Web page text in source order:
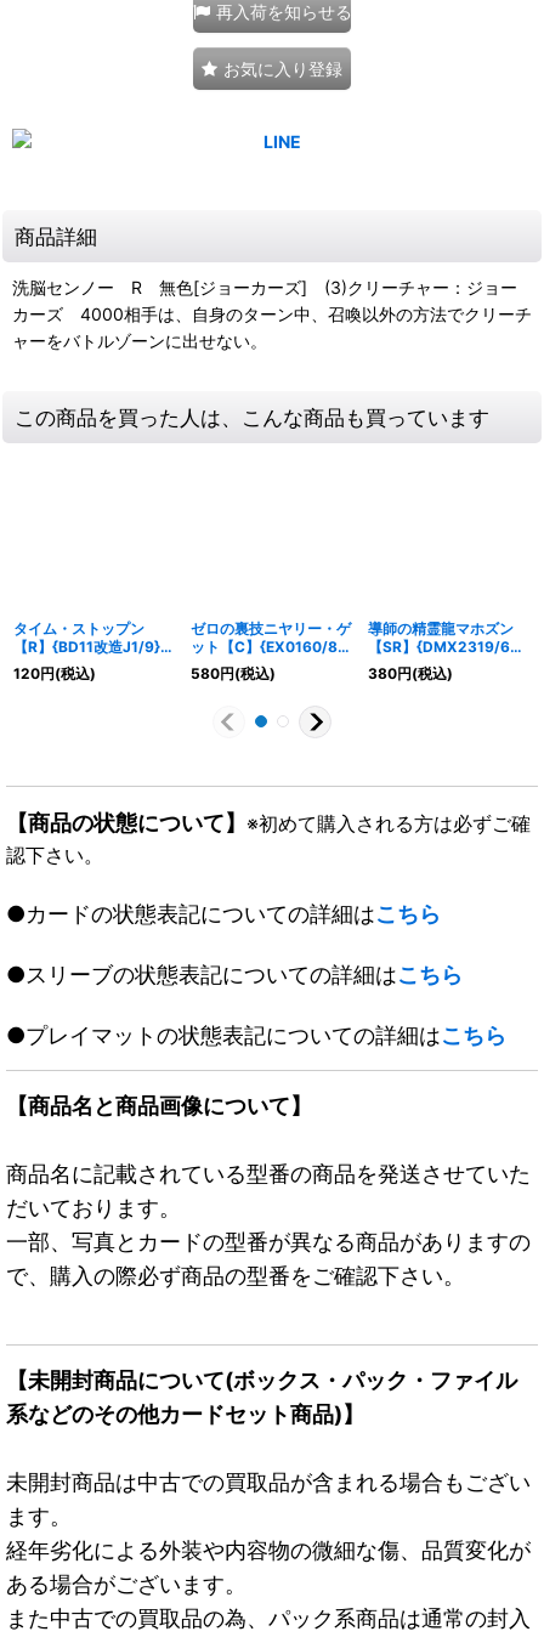
再入荷を知らせる
お気に入り登録
商品詳細
洗脳センノー R 無色[ジョーカーズ] (3)クリーチャー：ジョー
カーズ 4000相手は、自身のターン中、召喚以外の方法でクリーチ
ャーをバトルゾーンに出せない。
この商品を買った人は、こんな商品も買っています
タイム・ストップン
【R】{BD11改造J1/9}
《無》
120円(税込)
ゼロの裏技ニヤリー・ゲ
ット【C】{EX0160/80}
《水》
580円(税込)
導師の精霊龍マホズン
【SR】{DMX2319/60}
《多》
380円(税込)
【商品の状態について】 ※初めて購入される方は必ずご確
認下さい。
●カードの状態表記についての詳細はこちら
●スリーブの状態表記についての詳細はこちら
●プレイマットの状態表記についての詳細はこちら
【商品名と商品画像について】
商品名に記載されている型番の商品を発送させていた
だいております。
一部、写真とカードの型番が異なる商品がありますの
で、購入の際必ず商品の型番をご確認下さい。
【未開封商品について(ボックス・パック・ファイル
系などのその他カードセット商品)】
未開封商品は中古での買取品が含まれる場合もござい
ます。
経年劣化による外装や内容物の微細な傷、品質変化が
ある場合がございます。
また中古での買取品の為、パック系商品は通常の封入